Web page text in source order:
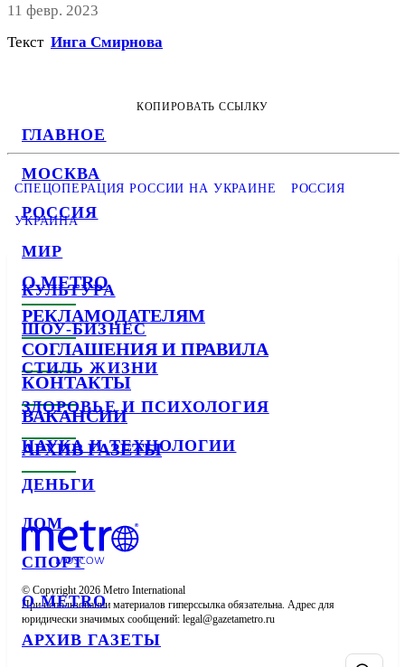
ГЛАВНОЕ
МОСКВА
РОССИЯ
МИР
КУЛЬТУРА
ШОУ-БИЗНЕС
СТИЛЬ ЖИЗНИ
ЗДОРОВЬЕ И ПСИХОЛОГИЯ
НАУКА И ТЕХНОЛОГИИ
ДЕНЬГИ
ДОМ
СПОРТ
О METRO
АРХИВ ГАЗЕТЫ
11 февр. 2023
Текст Инга Смирнова
КОПИРОВАТЬ ССЫЛКУ
СПЕЦОПЕРАЦИЯ РОССИИ НА УКРАИНЕ РОССИЯ
УКРАИНА
О METRO
РЕКЛАМОДАТЕЛЯМ
СОГЛАШЕНИЯ И ПРАВИЛА
КОНТАКТЫ
ВАКАНСИИ
АРХИВ ГАЗЕТЫ
© Copyright 2026 Metro International
При использовании материалов гиперссылка обязательна. Адрес для
юридически значимых сообщений: